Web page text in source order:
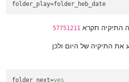
folder_play=folder_heb_date
התיקיה תקרא 57751211
התיקיה של היום ולכן
folder_next=yes